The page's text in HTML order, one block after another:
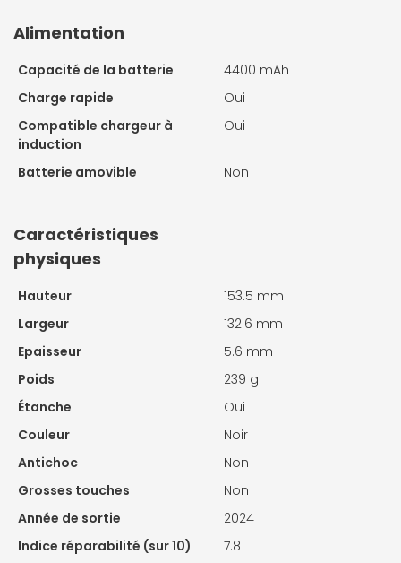
Alimentation
Capacité de la batterie
4400 mAh
Charge rapide
Oui
Compatible chargeur à
induction
Oui
Batterie amovible Non
Caractéristiques
physiques
Hauteur
153.5 mm
Largeur
132.6 mm
Epaisseur
5.6 mm
Poids
239 g
Étanche
Oui
Couleur
Noir
Antichoc
Non
Grosses touches
Non
Année de sortie
2024
Indice réparabilité (sur 10)
7.8